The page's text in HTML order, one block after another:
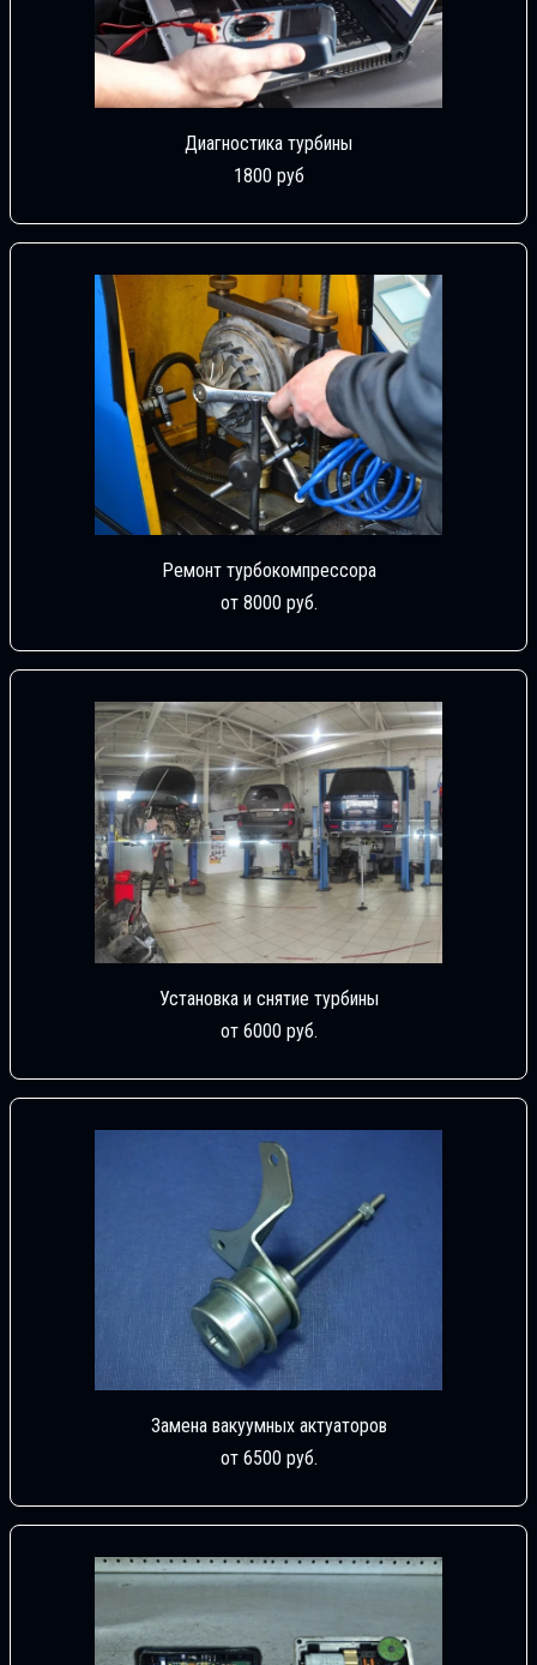
Диагностика турбины
1800 руб
Ремонт турбокомпрессора
от 8000 руб.
Установка и снятие турбины
от 6000 руб.
Замена вакуумных актуаторов
от 6500 руб.